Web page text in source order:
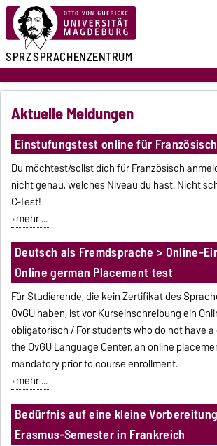
SPRZSPRACHENZENTRUM
Aktuelle Meldungen
Einstufungstest online für Französisch
Du möchtest/sollst dich für Französisch
nicht genau, welches Niveau du hast. Nicht
C-Test!
mehr ...
Deutsch als Fremdsprache > Online-
Online german Placement test
Für Studierende, die kein Zertifikat des
OvGU haben, ist vor Kurseinschreibung ein
obligatorisch / For students who do not have
the OvGU Language Center, an online
mandatory prior to course enrollment.
mehr ...
Bedürfnis auf eine kleine
Erasmus-Semester in Frankreich